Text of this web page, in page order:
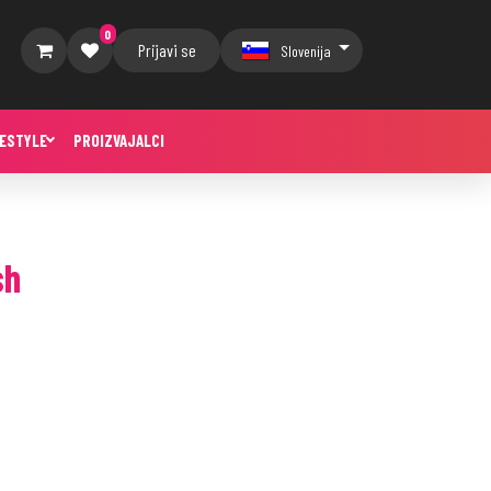
0
Prijavi se Slovenija
PROIZVAJALCI